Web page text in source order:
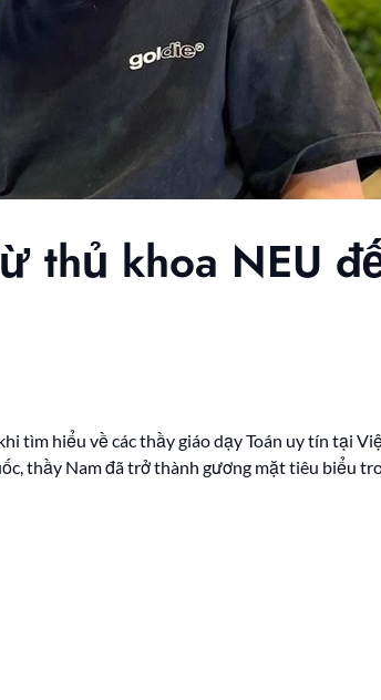
thủ khoa NEU
tìm hiểu về các thầy giáo dạy Toán uy tín tại
thầy Nam đã trở thành gương mặt tiêu biểu